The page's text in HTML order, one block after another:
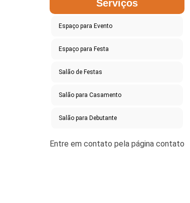
Serviços
Espaço para Evento
Espaço para Festa
Salão de Festas
Salão para Casamento
Salão para Debutante